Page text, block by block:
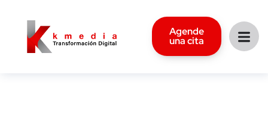
Agende
una cita